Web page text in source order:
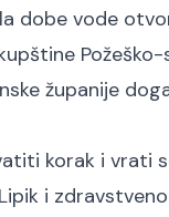
dobe vode
Požeško-
županije
korak i vrati
i